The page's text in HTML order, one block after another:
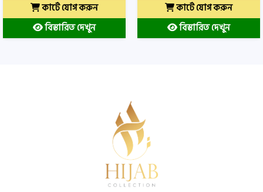
কার্টে যোগ করুন
বিস্তারিত দেখুন
কার্টে যোগ করুন
বিস্তারিত দেখুন